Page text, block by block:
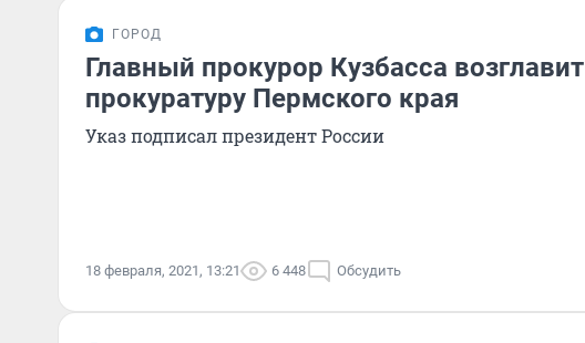
ГОРОД
Главный прокурор Кузбасса возглавит
прокуратуру Пермского края
Указ подписал президент России
18 февраля, 2021, 13:21 6 448 Обсудить